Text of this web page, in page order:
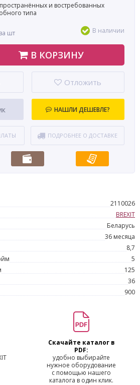
и востребованных
типа
шт В наличии
В КОРЗИНУ
Отложить
НАШЛИ ДЕШЕВЛЕ?
ПОДРОБНЕЕ О ДОСТАВКЕ
2110026
BREXIT
Беларусь
36 месяца
8,7
5
125
36
900
Скачайте каталог в
PDF:
удобно выбирайте
нужное оборудование
с помощью нашего
каталога в один клик.